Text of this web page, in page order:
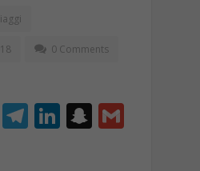
0 Comments
T Li S G